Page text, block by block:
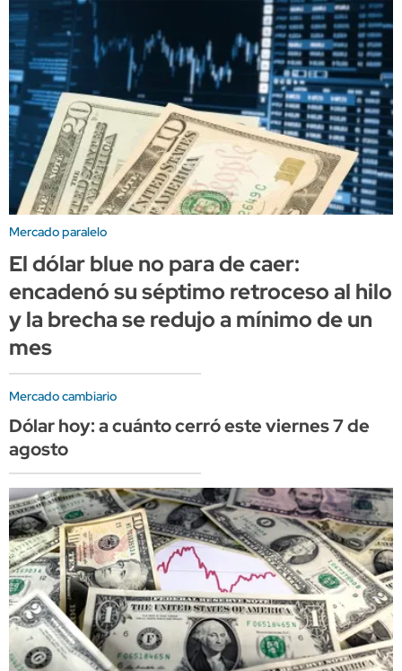
Mercado paralelo
El dólar blue no para de caer:
encadenó su séptimo retroceso al hilo
y la brecha se redujo a mínimo de un
mes
Mercado cambiario
Dólar hoy: a cuánto cerró este viernes 7 de
agosto